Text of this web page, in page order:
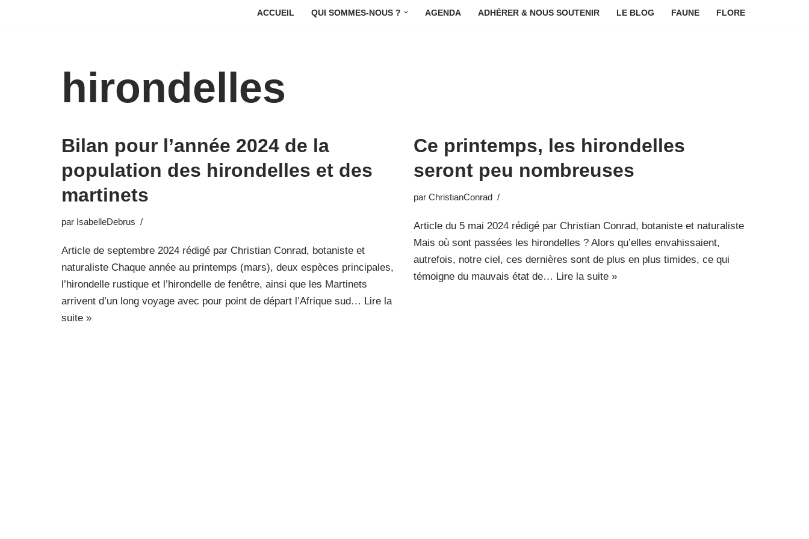
ACCUEIL QUI SOMMES-NOUS ? AGENDA ADHÉRER & NOUS SOUTENIR LE BLOG FAUNE FLORE
hirondelles
Bilan pour l’année 2024 de la
population des hirondelles et des
martinets
par IsabelleDebrus
Article de septembre 2024 rédigé par Christian Conrad, botaniste et
naturaliste Chaque année au printemps (mars), deux espèces principales,
l’hirondelle rustique et l’hirondelle de fenêtre, ainsi que les Martinets
arrivent d’un long voyage avec pour point de départ l’Afrique sud… Lire la
suite »
Ce printemps, les hirondelles
seront peu nombreuses
par ChristianConrad
Article du 5 mai 2024 rédigé par Christian Conrad, botaniste et naturaliste
Mais où sont passées les hirondelles ? Alors qu’elles envahissaient,
autrefois, notre ciel, ces dernières sont de plus en plus timides, ce qui
témoigne du mauvais état de… Lire la suite »